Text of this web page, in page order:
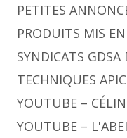
PETITES
PRODUITS MIS
SYNDICATS GDSA
TECHNIQUES
YOUTUBE –
YOUTUBE –